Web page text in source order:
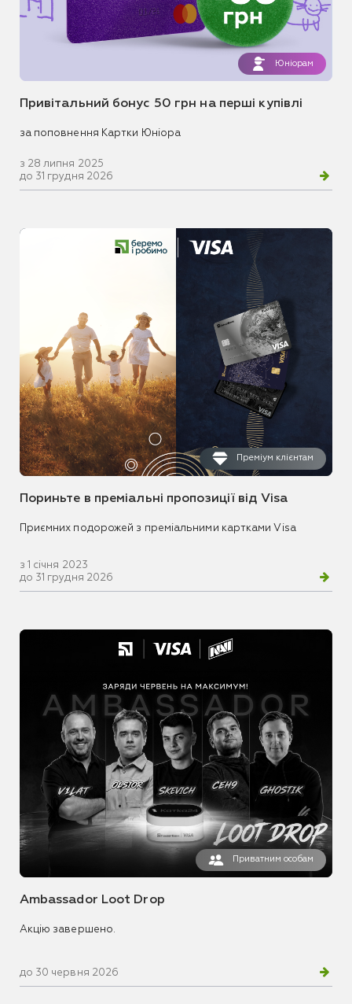
Юніорам
Привітальний бонус 50 грн на перші купівлі
за поповнення Картки Юніора
з 28 липня 2025
до 31 грудня 2026
Преміум клієнтам
Пориньте в преміальні пропозиції від Visa
Приємних подорожей з преміальними картками Visa
з 1 січня 2023
до 31 грудня 2026
Приватним особам
Ambassador Loot Drop
Акцію завершено.
до 30 червня 2026